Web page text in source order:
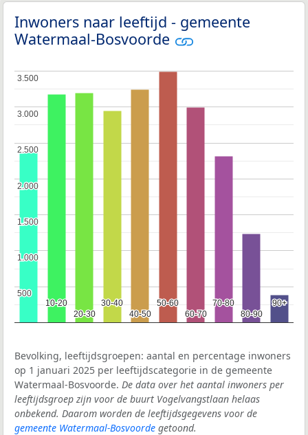
Inwoners naar leeftijd - gemeente
Watermaal-Bosvoorde
10-20
10-20
20-30
20-30
30-40
30-40
40-50
40-50
50-60
50-60
60-70
60-70
70-80
70-80
80-90
80-90
90+
90+
500
500
1.000
1.000
1.500
1.500
2.000
2.000
2.500
2.500
3.000
3.000
3.500
3.500
Bevolking, leeftijdsgroepen: aantal en percentage inwoners
op 1 januari 2025 per leeftijdscategorie in de gemeente
Watermaal-Bosvoorde. De data over het aantal inwoners per
leeftijdsgroep zijn voor de buurt Vogelvangstlaan helaas
onbekend. Daarom worden de leeftijdsgegevens voor de
gemeente Watermaal-Bosvoorde getoond.